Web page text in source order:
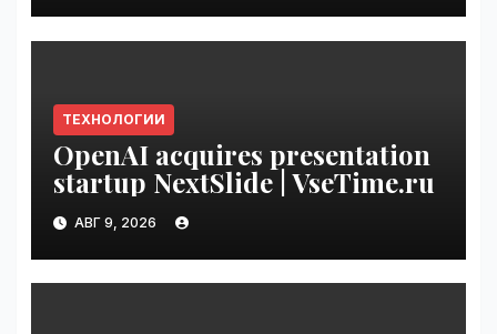
ТЕХНОЛОГИИ
OpenAI acquires presentation
startup NextSlide | VseTime.ru
АВГ 9, 2026